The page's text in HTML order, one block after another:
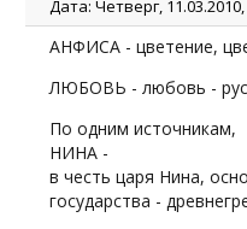
Дата: Четверг,
АНФИСА - цветение,
ЛЮБОВЬ - любовь -
По одним источникам,
НИНА -
в честь царя Нина,
государства -